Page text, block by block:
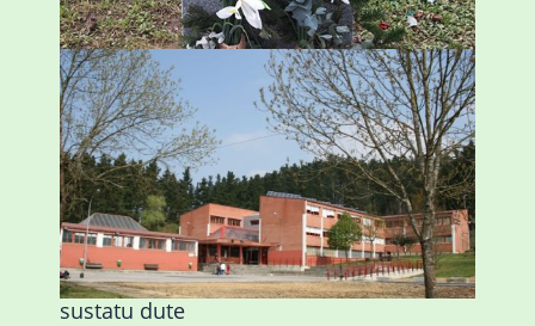
Amorebietak eta Eusko Jaurlaritzak
Urritxen institutu berri bat eraikitzea
sustatu dute